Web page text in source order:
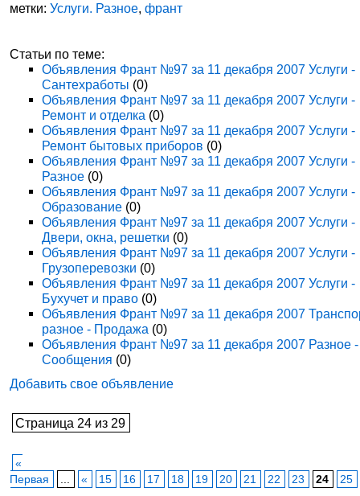
метки:Услуги. Разное,франт
Статьи по теме:
Объявления Франт №97 за 11 декабря 2007 Услуги -
Сантехработы (0)
Объявления Франт №97 за 11 декабря 2007 Услуги -
Ремонт и отделка (0)
Объявления Франт №97 за 11 декабря 2007 Услуги -
Ремонт бытовых приборов (0)
Объявления Франт №97 за 11 декабря 2007 Услуги -
Разное (0)
Объявления Франт №97 за 11 декабря 2007 Услуги -
Образование (0)
Объявления Франт №97 за 11 декабря 2007 Услуги -
Двери, окна, решетки (0)
Объявления Франт №97 за 11 декабря 2007 Услуги -
Грузоперевозки (0)
Объявления Франт №97 за 11 декабря 2007 Услуги -
Бухучет и право (0)
Объявления Франт №97 за 11 декабря 2007
разное - Продажа (0)
Объявления Франт №97 за 11 декабря 2007 Разное -
Сообщения (0)
Добавить свое объявление
Страница 24 из 29
«
Первая
« 15 16 17 18 19 20 21 22 23 24 25